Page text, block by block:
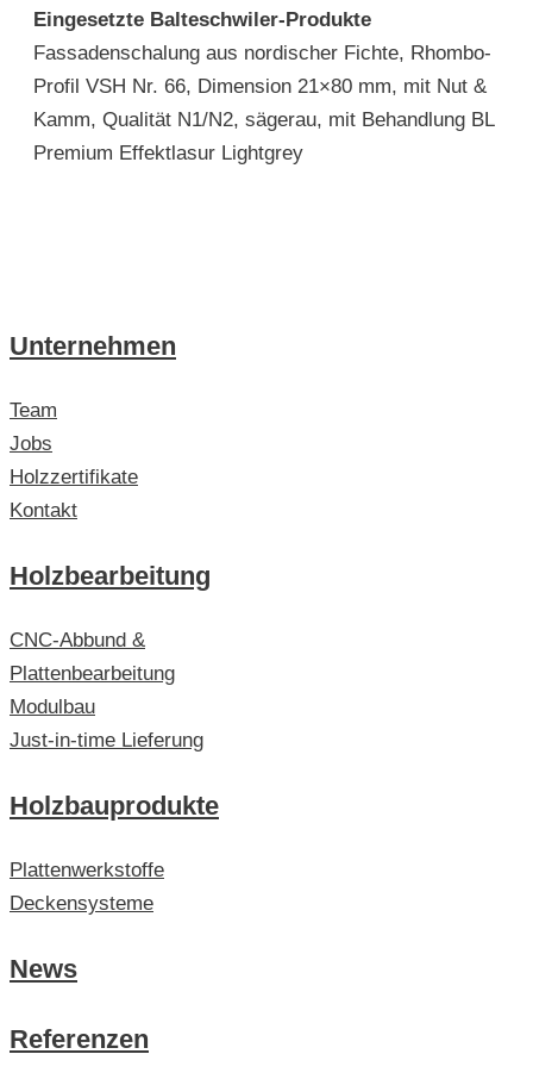
Eingesetzte Balteschwiler-Produkte
Fassadenschalung aus nordischer Fichte, Rhombo-
Profil VSH Nr. 66, Dimension 21×80 mm, mit Nut &
Kamm, Qualität N1/N2, sägerau, mit Behandlung BL
Premium Effektlasur Lightgrey
Unternehmen
Team
Jobs
Holzzertifikate
Kontakt
Holzbearbeitung
CNC-Abbund &
Plattenbearbeitung
Modulbau
Just-in-time Lieferung
Holzbauprodukte
Plattenwerkstoffe
Deckensysteme
News
Referenzen